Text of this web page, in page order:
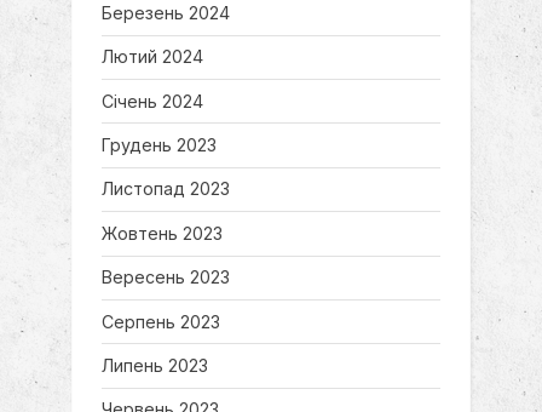
Березень 2024
Лютий 2024
Січень 2024
Грудень 2023
Листопад 2023
Жовтень 2023
Вересень 2023
Серпень 2023
Липень 2023